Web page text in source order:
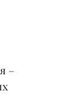
–